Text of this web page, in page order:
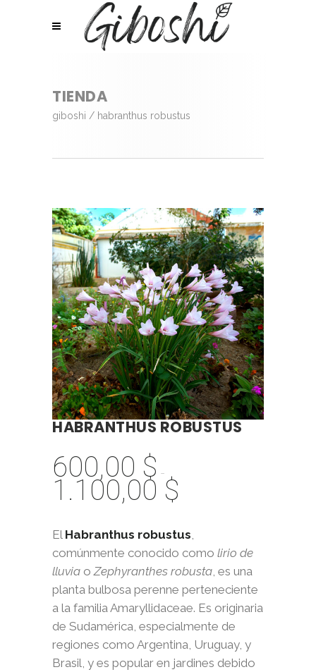
TIENDA
giboshi / habranthus robustus
HABRANTHUS ROBUSTUS
600,00 $ -
1.100,00 $
600,00 $
hasta
1.100,00 $
El Habranthus robustus,
comúnmente conocido como lirio de
lluvia oZephyranthes robusta, es una
planta bulbosa perenne perteneciente
a la familia Amaryllidaceae. Es originaria
de Sudamérica, especialmente de
regiones como Argentina, Uruguay, y
Brasil, y es popular en jardines debido